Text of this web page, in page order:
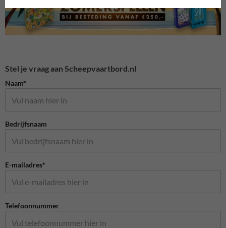
Stel je vraag aan Scheepvaartbord.nl
Naam*
Bedrijfsnaam
E-mailadres*
Telefoonnummer